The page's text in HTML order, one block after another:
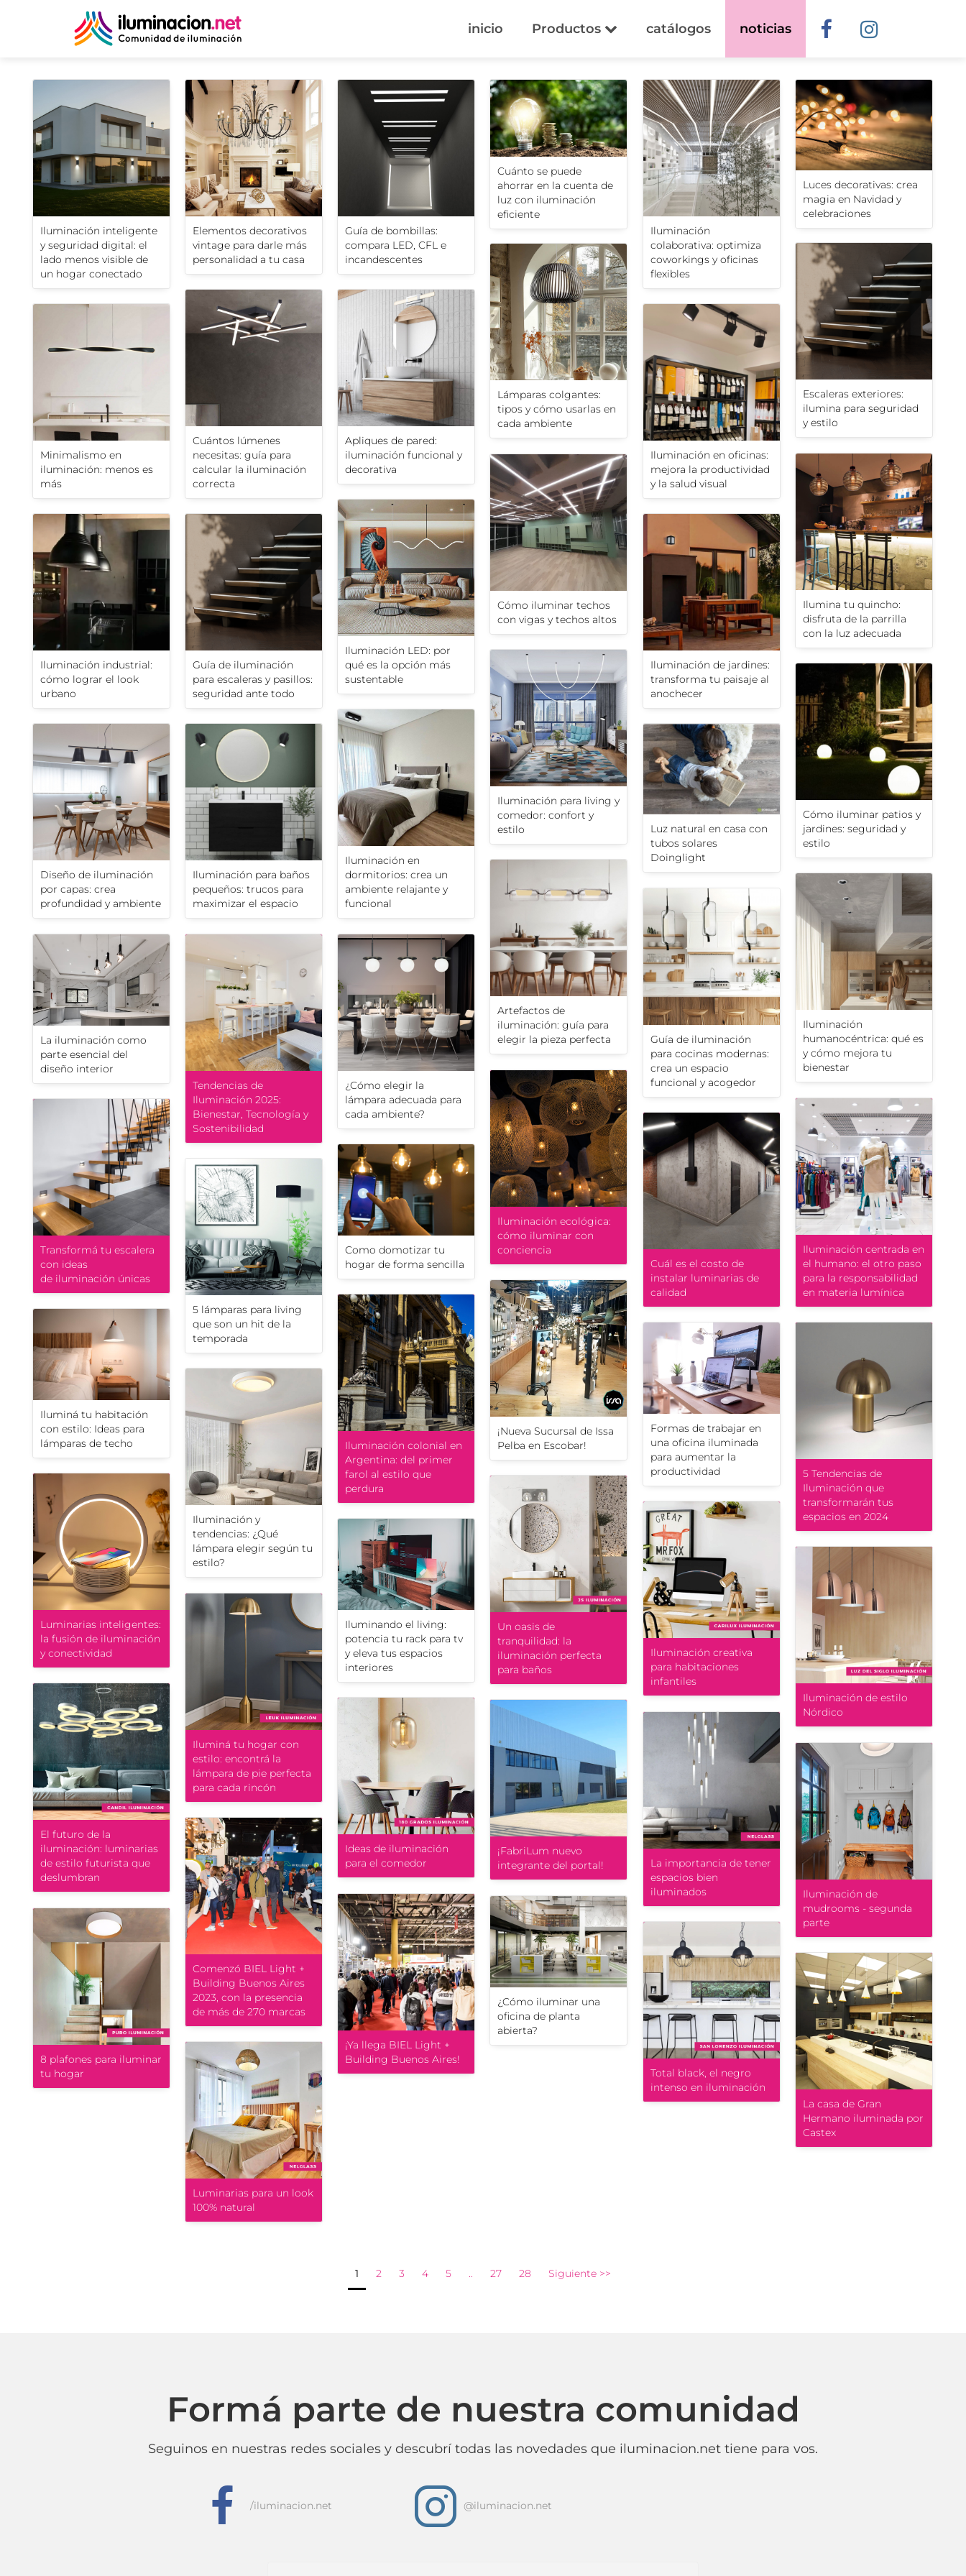
inicio Productos catálogos noticias
Iluminación inteligente
y seguridad digital: el
lado menos visible de
un hogar conectado
Elementos decorativos
vintage para darle más
personalidad a tu casa
Guía de bombillas:
compara LED, CFL e
incandescentes
Cuánto se puede
ahorrar en la cuenta de
luz con iluminación
eficiente
Iluminación
colaborativa: optimiza
coworkings y oficinas
flexibles
Luces decorativas: crea
magia en Navidad y
celebraciones
Escaleras exteriores:
ilumina para seguridad
y estilo
Lámparas colgantes:
tipos y cómo usarlas en
cada ambiente
Cuántos lúmenes
necesitas: guía para
calcular la iluminación
correcta
Apliques de pared:
iluminación funcional y
decorativa
Minimalismo en
iluminación: menos es
más
Iluminación en oficinas:
mejora la productividad
y la salud visual
Ilumina tu quincho:
disfruta de la parrilla
con la luz adecuada
Cómo iluminar techos
con vigas y techos altos
Iluminación LED: por
qué es la opción más
sustentable
Iluminación industrial:
cómo lograr el look
urbano
Guía de iluminación
para escaleras y pasillos:
seguridad ante todo
Iluminación de jardines:
transforma tu paisaje al
anochecer
Iluminación para living y
comedor: confort y
estilo
Cómo iluminar patios y
jardines: seguridad y
estilo
Iluminación en
dormitorios: crea un
ambiente relajante y
funcional
Diseño de iluminación
por capas: crea
profundidad y ambiente
Iluminación para baños
pequeños: trucos para
maximizar el espacio
Luz natural en casa con
tubos solares
Doinglight
Artefactos de
iluminación: guía para
elegir la pieza perfecta
Iluminación
humanocéntrica: qué es
y cómo mejora tu
bienestar
Guía de iluminación
para cocinas modernas:
crea un espacio
funcional y acogedor
La iluminación como
parte esencial del
diseño interior
Tendencias de
Iluminación 2025:
Bienestar, Tecnología y
Sostenibilidad
¿Cómo elegir la
lámpara adecuada para
cada ambiente?
Iluminación ecológica:
cómo iluminar con
conciencia
Iluminación centrada en
el humano: el otro paso
para la responsabilidad
en materia lumínica
Transformá tu escalera
con ideas
de iluminación únicas
Cuál es el costo de
instalar luminarias de
calidad
Como domotizar tu
hogar de forma sencilla
5 lámparas para living
que son un hit de la
temporada
¡Nueva Sucursal de Issa
Pelba en Escobar!
Iluminación colonial en
Argentina: del primer
farol al estilo que
perdura
Iluminá tu habitación
con estilo: Ideas para
lámparas de techo
5 Tendencias de
Iluminación que
transformarán tus
espacios en 2024
Formas de trabajar en
una oficina iluminada
para aumentar la
productividad
Iluminación y
tendencias: ¿Qué
lámpara elegir según tu
estilo?
Luminarias inteligentes:
la fusión de iluminación
y conectividad
Un oasis de
tranquilidad: la
iluminación perfecta
para baños
Iluminación creativa
para habitaciones
infantiles
Iluminando el living:
potencia tu rack para tv
y eleva tus espacios
interiores
Iluminación de estilo
Nórdico
Iluminá tu hogar con
estilo: encontrá la
lámpara de pie perfecta
para cada rincón
El futuro de la
iluminación: luminarias
de estilo futurista que
deslumbran
Ideas de iluminación
para el comedor
¡FabriLum nuevo
integrante del portal!
La importancia de tener
espacios bien
iluminados
Iluminación de
mudrooms - segunda
parte
Comenzó BIEL Light +
Building Buenos Aires
2023, con la presencia
de más de 270 marcas
¡Ya llega BIEL Light +
Building Buenos Aires!
¿Cómo iluminar una
oficina de planta
abierta?
8 plafones para iluminar
tu hogar
Total black, el negro
intenso en iluminación
La casa de Gran
Hermano iluminada por
Castex
Luminarias para un look
100% natural
1 2 3 4 5 .. 27 28 Siguiente >>
Formá parte de nuestra comunidad
Seguinos en nuestras redes sociales y descubrí todas las novedades que iluminacion.net tiene para vos.
f /iluminacion.net i @iluminacion.net